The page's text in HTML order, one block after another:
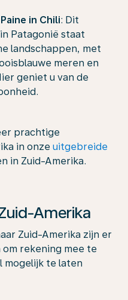
in Chili: Dit
Patagonië staat
landschappen, met
meren en
geniet u van de
prachtige
in onze uitgebreide
in Zuid-Amerika.
Amerika
Zuid-Amerika zijn er
rekening mee te
mogelijk te laten